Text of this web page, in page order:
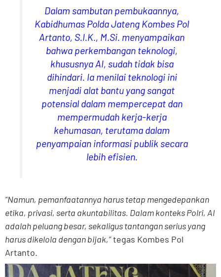
Dalam sambutan pembukaannya,
Kabidhumas Polda Jateng Kombes Pol
Artanto, S.I.K., M.Si. menyampaikan
bahwa perkembangan teknologi,
khususnya AI, sudah tidak bisa
dihindari. Ia menilai teknologi ini
menjadi alat bantu yang sangat
potensial dalam mempercepat dan
mempermudah kerja-kerja
kehumasan, terutama dalam
penyampaian informasi publik secara
lebih efisien.
“Namun, pemanfaatannya harus tetap mengedepankan
etika, privasi, serta akuntabilitas. Dalam konteks Polri, AI
adalah peluang besar, sekaligus tantangan serius yang
harus dikelola dengan bijak,”tegas Kombes Pol
Artanto.